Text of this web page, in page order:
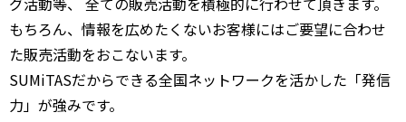
もちろん、情報を広めたくないお客様にはご要望に合わせ
た販売活動をおこないます。
SUMiTASだからできる全国ネットワークを活かした「発信
力」が強みです。